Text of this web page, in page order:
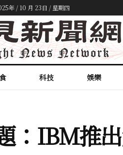
年 / 10 月 23日 / 星期四
科技 娛樂
：IBM推